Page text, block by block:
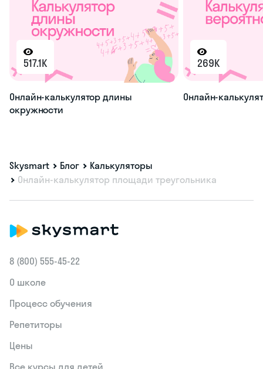
517.1K
Онлайн-калькулятор длины
окружности
269K
Онлайн-
Skysmart Блог
Калькуляторы
Онлайн-калькулятор площади треугольника
8 (800) 555‑45-22
О школе
Процесс обучения
Репетиторы
Цены
Все курсы для детей